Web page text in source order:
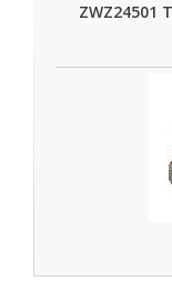
ZWZ24501